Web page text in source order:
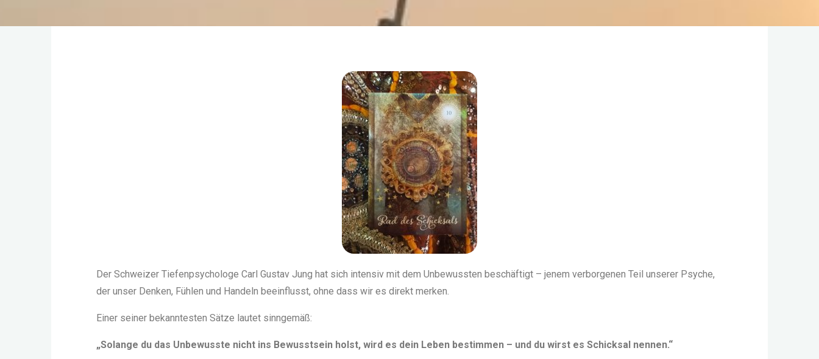
Der Schweizer Tiefenpsychologe Carl Gustav Jung hat sich intensiv mit dem Unbewussten beschäftigt – jenem verborgenen Teil unserer Psyche,
der unser Denken, Fühlen und Handeln beeinflusst, ohne dass wir es direkt merken.
Einer seiner bekanntesten Sätze lautet sinngemäß:
„Solange du das Unbewusste nicht ins Bewusstsein holst, wird es dein Leben bestimmen – und du wirst es Schicksal nennen.“